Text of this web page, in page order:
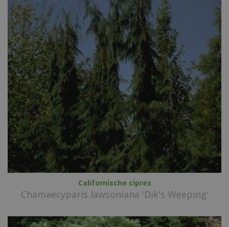
Californische cipres
Chamaecyparis lawsoniana 'Dik's Weeping'